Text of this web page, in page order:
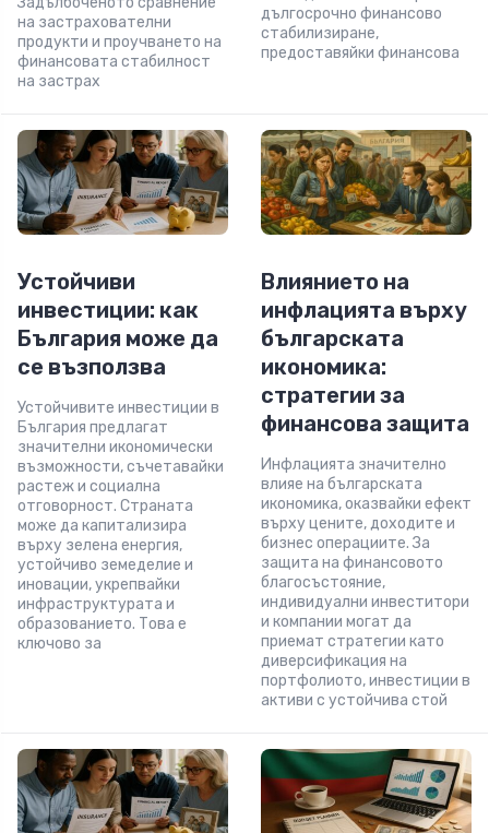
на застрахователни
продукти и проучването на
финансовата стабилност
на застрах
дългосрочно финансово
стабилизиране,
предоставяйки финансова
Устойчиви
инвестиции: как
България може да
се възползва
Устойчивите инвестиции в
България предлагат
значителни икономически
възможности, съчетавайки
растеж и социална
отговорност. Страната
може да капитализира
върху зелена енергия,
устойчиво земеделие и
иновации, укрепвайки
инфраструктурата и
образованието. Това е
ключово за
Влиянието на
инфлацията върху
българската
икономика:
стратегии за
финансова защита
Инфлацията значително
влияе на българската
икономика, оказвайки ефект
върху цените, доходите и
бизнес операциите. За
защита на финансовото
благосъстояние,
индивидуални инвеститори
и компании могат да
приемат стратегии като
диверсификация на
портфолиото, инвестиции в
активи с устойчива стой